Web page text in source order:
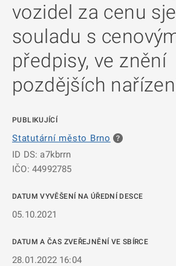
vozidel za cenu
souladu s
předpisy, ve znění
pozdějších
PUBLIKUJÍCÍ
Statutární město Brno
ID DS: a7kbrrn
IČO: 44992785
DATUM VYVĚŠENÍ NA ÚŘEDNÍ DESCE
05.10.2021
DATUM A ČAS ZVEŘEJNĚNÍ VE SBÍRCE
28.01.2022 16:04